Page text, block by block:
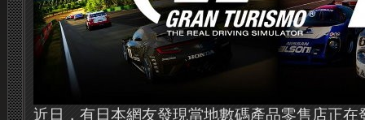
近日，有日本網友發現當地數碼產品零售店正